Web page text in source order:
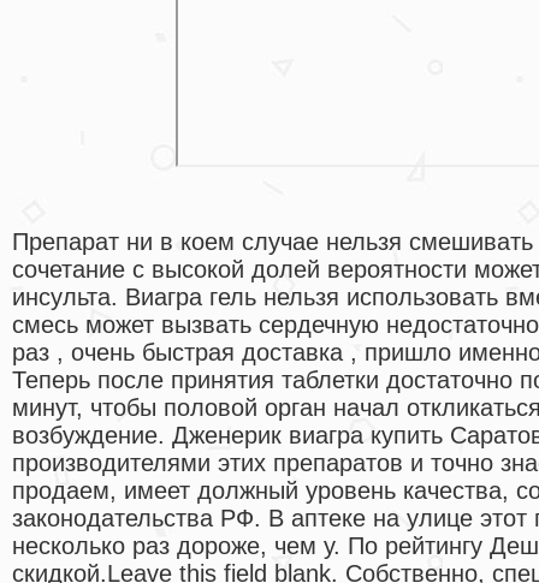
Препарат ни в коем случае нельзя смешивать
сочетание с высокой долей вероятности
инсульта. Виагра гель нельзя использовать
смесь может вызвать сердечную
раз , очень быстрая доставка , пришло
Теперь после принятия таблетки достаточно
минут, чтобы половой орган начал
возбуждение. Дженерик виагра купить
производителями этих препаратов и точно
продаем, имеет должный уровень качества,
законодательства РФ. В аптеке на улице этот
несколько раз дороже, чем у. По рейтингу
скидкой.Leave this field blank. Собственно,